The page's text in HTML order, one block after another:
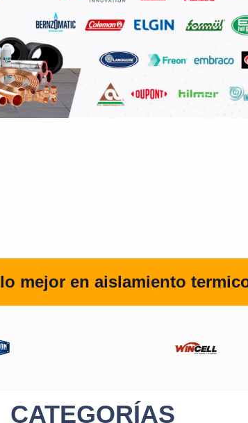
lo mejor en aislamiento
CATEGORÍAS